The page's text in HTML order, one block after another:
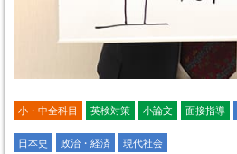
小・中全科目 英検対策 小論文 面接指導
日本史 政治・経済 現代社会